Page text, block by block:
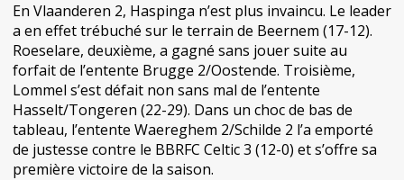
En Vlaanderen 2, Haspinga n’est plus invaincu. Le leader
a en effet trébuché sur le terrain de Beernem (17-12).
Roeselare, deuxième, a gagné sans jouer suite au
forfait de l’entente Brugge 2/Oostende. Troisième,
Lommel s’est défait non sans mal de l’entente
Hasselt/Tongeren (22-29). Dans un choc de bas de
tableau, l’entente Waereghem 2/Schilde 2 l’a emporté
de justesse contre le BBRFC Celtic 3 (12-0) et s’offre sa
première victoire de la saison.